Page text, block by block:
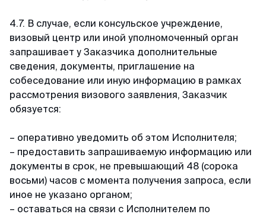
4.7. В случае, если консульское учреждение,
визовый центр или иной уполномоченный орган
запрашивает у Заказчика дополнительные
сведения, документы, приглашение на
собеседование или иную информацию в рамках
рассмотрения визового заявления, Заказчик
обязуется:
– оперативно уведомить об этом Исполнителя;
– предоставить запрашиваемую информацию или
документы в срок, не превышающий 48 (сорока
восьми) часов с момента получения запроса, если
иное не указано органом;
– оставаться на связи с Исполнителем по